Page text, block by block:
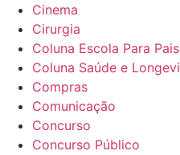
Cinema
Cirurgia
Coluna Escola Para Pais
Coluna Saúde e
Compras
Comunicação
Concurso
Concurso Público